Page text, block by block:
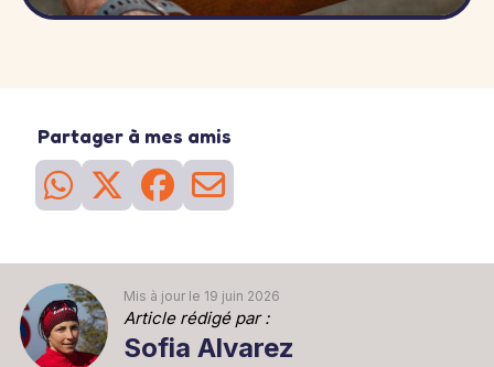
Partager à mes amis
Mis à jour le 19 juin 2026
Article rédigé par :
Sofia Alvarez